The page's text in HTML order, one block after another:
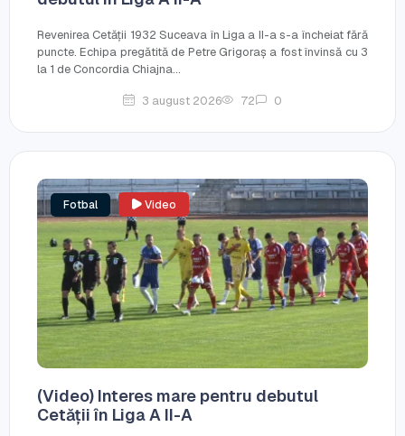
Revenirea Cetății 1932 Suceava în Liga a II-a s-a încheiat fără
puncte. Echipa pregătită de Petre Grigoraș a fost învinsă cu 3
la 1 de Concordia Chiajna...
3 august 2026 72 0
Fotbal Video
(Video) Interes mare pentru debutul
Cetății în Liga A II-A